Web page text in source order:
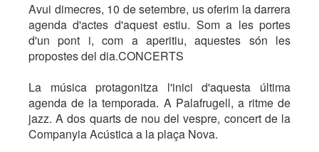
Avui dimecres, 10 de setembre, us oferim la darrera
agenda d'actes d'aquest estiu. Som a les portes
d'un pont i, com a aperitiu, aquestes són les
propostes del dia.CONCERTS
La música protagonitza l'inici d'aquesta última
agenda de la temporada. A Palafrugell, a ritme de
jazz. A dos quarts de nou del vespre, concert de la
Companyia Acústica a la plaça Nova.